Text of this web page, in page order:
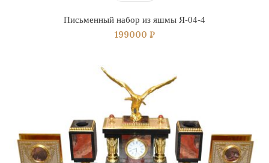
Письменный набор из яшмы Я-04-4
199000 ₽